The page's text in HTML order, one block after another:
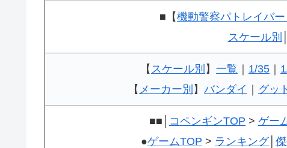
■【機動警察パトレイバ
スケール別
【 スケール別 】 一覧 ｜ 1/35 ｜
【 メーカー別 】 バンダイ ｜ グッ
■■│ コペンギンTOP > ゲー
●ゲームTOP > ランキング│